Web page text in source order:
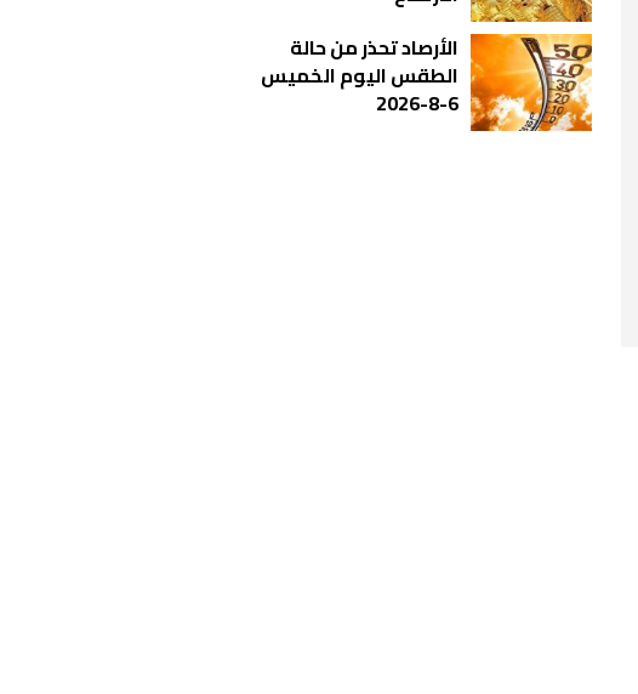
الأرصاد تحذر من حالة
الطقس اليوم الخميس
6-8-2026